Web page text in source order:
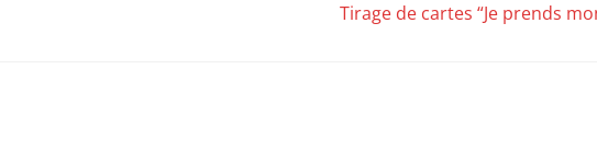
Tirage de cartes “Je prends